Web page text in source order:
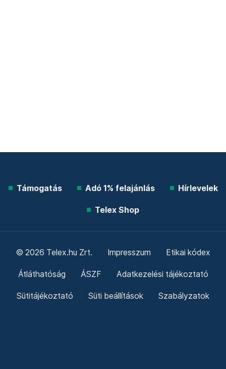
Támogatás Adó 1% felajánlás Hírlevelek
Telex Shop
© 2026 Telex.hu Zrt. Impresszum Etikai kódex
Átláthatóság ÁSZF Adatkezelési tájékoztató
Sütitájékoztató Süti beállítások Szabályzatok